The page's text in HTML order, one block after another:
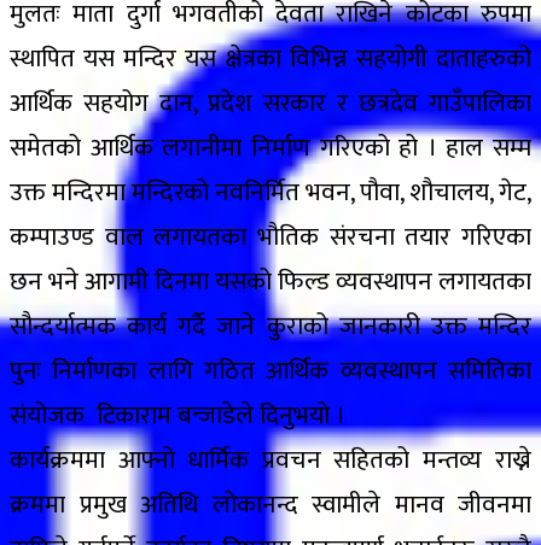
मुलतः माता दुर्गा भगवतीको देवता राखिने कोटका रुपमा
स्थापित यस मन्दिर यस क्षेत्रका विभिन्न सहयोगी दाताहरुको
आर्थिक सहयोग दान, प्रदेश सरकार र छत्रदेव गाउँपालिका
समेतको आर्थिक लगानीमा निर्माण गरिएको हो । हाल सम्म
उक्त मन्दिरमा मन्दिरको नवनिर्मित भवन, पौवा, शौचालय, गेट,
कम्पाउण्ड वाल लगायतका भौतिक संरचना तयार गरिएका
छन भने आगामी दिनमा यसको फिल्ड व्यवस्थापन लगायतका
सौन्दर्यात्मक कार्य गर्दै जाने कुराको जानकारी उक्त मन्दिर
पुनः निर्माणका लागि गठित आर्थिक व्यवस्थापन समितिका
संयोजक टिकाराम बन्जाडेले दिनुभयो ।
कार्यक्रममा आफ्नो धार्मिक प्रवचन सहितको मन्तव्य राख्ने
क्रममा प्रमुख अतिथि लोकानन्द स्वामीले मानव जीवनमा